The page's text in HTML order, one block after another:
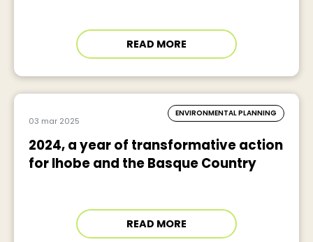
READ MORE
03 mar 2025
ENVIRONMENTAL PLANNING
2024, a year of transformative action
for Ihobe and the Basque Country
READ MORE